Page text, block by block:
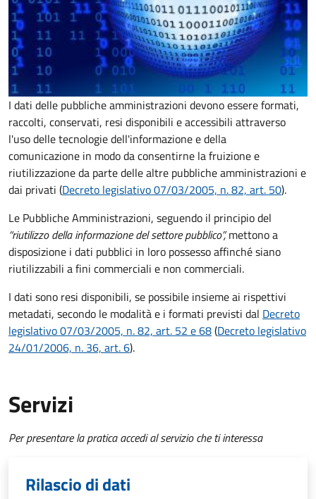
I dati delle pubbliche amministrazioni devono essere formati,
raccolti, conservati, resi disponibili e accessibili attraverso
l'uso delle tecnologie dell'informazione e della
comunicazione in modo da consentirne la fruizione e
riutilizzazione da parte delle altre pubbliche amministrazioni e
dai privati (Decreto legislativo 07/03/2005, n. 82, art. 50).
Le Pubbliche Amministrazioni, seguendo il principio del
“riutilizzo della informazione del settore pubblico”,mettono a
disposizione i dati pubblici in loro possesso affinché siano
riutilizzabili a fini commerciali e non commerciali.
I dati sono resi disponibili, se possibile insieme ai rispettivi
metadati, secondo le modalità e i formati previsti dal Decreto
legislativo 07/03/2005, n. 82, art. 52 e 68(Decreto legislativo
24/01/2006, n. 36, art. 6).
Servizi
Per presentare la pratica accedi al servizio che ti interessa
Rilascio di dati